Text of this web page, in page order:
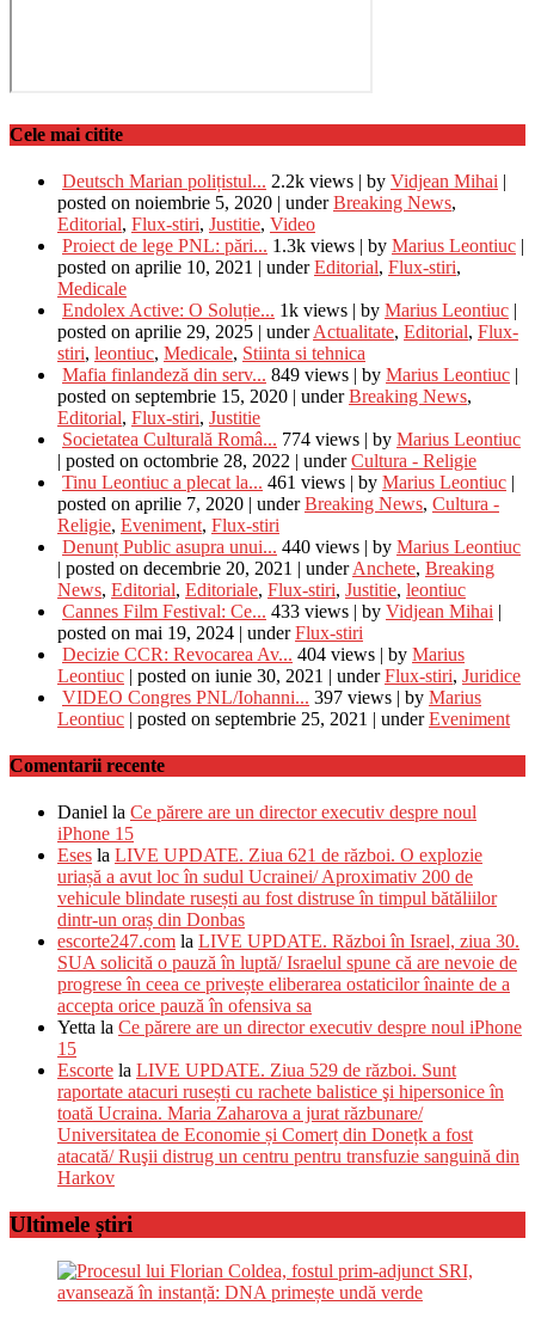
Cele mai citite
Deutsch Marian polițistul... 2.2k views | by Vidjean Mihai |
posted on noiembrie 5, 2020 | underBreaking News,
Editorial, Flux-stiri, Justitie, Video
Proiect de lege PNL: pări... 1.3k views | by Marius Leontiuc |
posted on aprilie 10, 2021 | underEditorial, Flux-stiri,
Medicale
Endolex Active: O Soluție... 1k views | by Marius Leontiuc |
posted on aprilie 29, 2025 | underActualitate, Editorial, Flux-
stiri, leontiuc, Medicale, Stiinta si tehnica
Mafia finlandeză din serv... 849 views | by Marius Leontiuc |
posted on septembrie 15, 2020 | underBreaking News,
Editorial, Flux-stiri, Justitie
Societatea Culturală Româ... 774 views | by Marius Leontiuc
| posted on octombrie 28, 2022 | underCultura - Religie
Tinu Leontiuc a plecat la... 461 views | by Marius Leontiuc |
posted on aprilie 7, 2020 | underBreaking News, Cultura -
Religie, Eveniment, Flux-stiri
Denunț Public asupra unui... 440 views | by Marius Leontiuc
| posted on decembrie 20, 2021 | underAnchete, Breaking
News, Editorial, Editoriale, Flux-stiri, Justitie, leontiuc
Cannes Film Festival: Ce... 433 views | by Vidjean Mihai |
posted on mai 19, 2024 | underFlux-stiri
Decizie CCR: Revocarea Av... 404 views | by Marius
Leontiuc | posted on iunie 30, 2021 | underFlux-stiri, Juridice
VIDEO Congres PNL/Iohanni... 397 views | by Marius
Leontiuc | posted on septembrie 25, 2021 | underEveniment
Comentarii recente
Daniel la Ce părere are un director executiv despre noul
iPhone 15
Eses la LIVE UPDATE. Ziua 621 de război. O explozie
uriașă a avut loc în sudul Ucrainei/ Aproximativ 200 de
vehicule blindate rusești au fost distruse în timpul bătăliilor
dintr-un oraș din Donbas
escorte247.com la LIVE UPDATE. Război în Israel, ziua 30.
SUA solicită o pauză în luptă/ Israelul spune că are nevoie de
progrese în ceea ce privește eliberarea ostaticilor înainte de a
accepta orice pauză în ofensiva sa
Yetta la Ce părere are un director executiv despre noul iPhone
15
Escorte la LIVE UPDATE. Ziua 529 de război. Sunt
raportate atacuri rusești cu rachete balistice şi hipersonice în
toată Ucraina. Maria Zaharova a jurat răzbunare/
Universitatea de Economie și Comerț din Donețk a fost
atacată/ Ruşii distrug un centru pentru transfuzie sanguină din
Harkov
Ultimele știri